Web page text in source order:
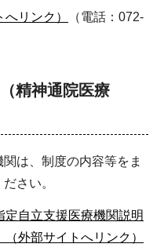
リンク）
（電話：072-
精神通院医療
は、制度の内容等をま
さい。
定自立支援医療機関説明
外部サイトへリンク）